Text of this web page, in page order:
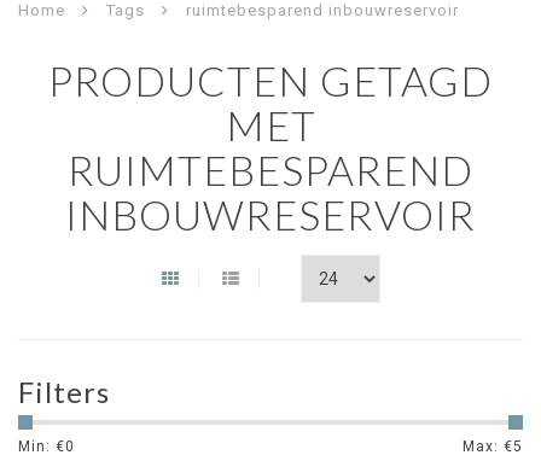
Home Tags ruimtebesparend inbouwreservoir
PRODUCTEN GETAGD
MET
RUIMTEBESPAREND
INBOUWRESERVOIR
Filters
Min: €0 Max: €5